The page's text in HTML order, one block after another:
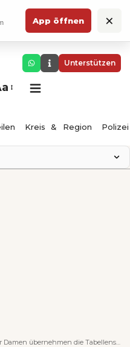
App öffnen ×
Unterstützen
Kreis & Region Polizei
übernehmen die Tabellenspitze